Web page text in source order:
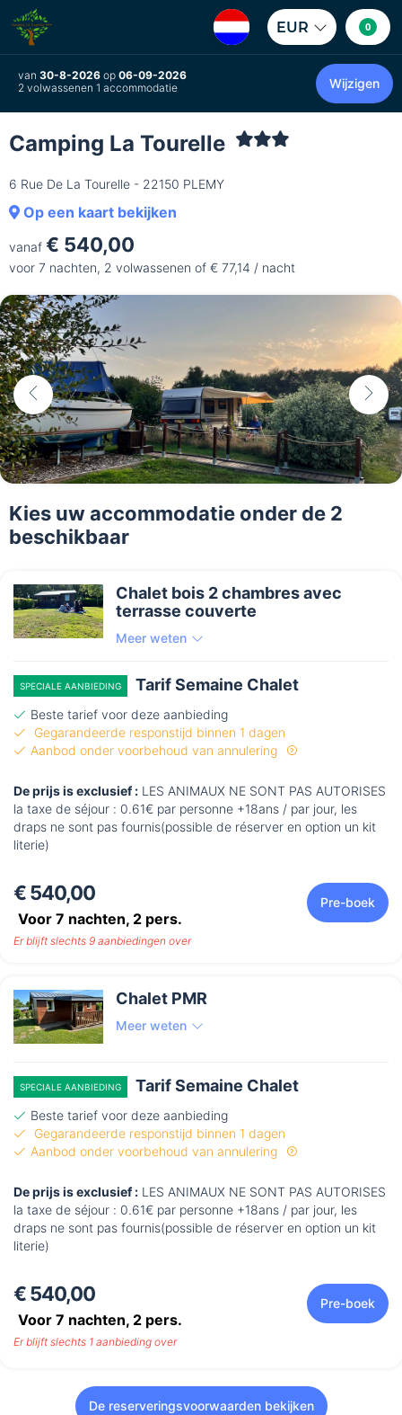
EUR 0
van 30-8-2026 op 06-09-2026
2 volwassenen 1 accommodatie
Wijzigen
Camping La Tourelle
6 Rue De La Tourelle - 22150 PLEMY
Op een kaart bekijken
vanaf € 540,00
voor 7 nachten, 2 volwassenen of € 77,14 / nacht
Kies uw accommodatie onder de 2
beschikbaar
Chalet bois 2 chambres avec
terrasse couverte
Meer weten
SPECIALE AANBIEDING Tarif Semaine Chalet
Beste tarief voor deze aanbieding
Gegarandeerde responstijd binnen 1 dagen
Aanbod onder voorbehoud van annulering
De prijs is exclusief : LES ANIMAUX NE SONT PAS AUTORISES
la taxe de séjour : 0.61€ par personne +18ans / par jour, les
draps ne sont pas fournis(possible de réserver en option un kit
literie)
€ 540,00
Voor 7 nachten, 2 pers.
Pre-boek
Er blijft slechts 9 aanbiedingen over
Chalet PMR
Meer weten
SPECIALE AANBIEDING Tarif Semaine Chalet
Beste tarief voor deze aanbieding
Gegarandeerde responstijd binnen 1 dagen
Aanbod onder voorbehoud van annulering
De prijs is exclusief : LES ANIMAUX NE SONT PAS AUTORISES
la taxe de séjour : 0.61€ par personne +18ans / par jour, les
draps ne sont pas fournis(possible de réserver en option un kit
literie)
€ 540,00
Voor 7 nachten, 2 pers.
Pre-boek
Er blijft slechts 1 aanbieding over
De reserveringsvoorwaarden bekijken